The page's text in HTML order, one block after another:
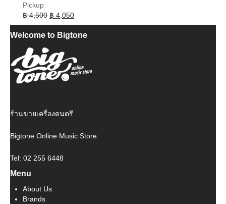
Pickup
฿4,500 Original
price
was:
฿ 4,050Current
price
is:
Welcome to Bigtone
ร้านขายเครื่องดนตรี
Bigtone Online Music Store.
Tel: 02 255 6448
Menu
About Us
Brands